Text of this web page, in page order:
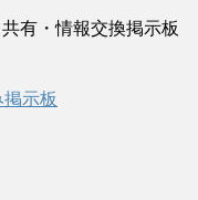
有・情報交換掲示板
示板